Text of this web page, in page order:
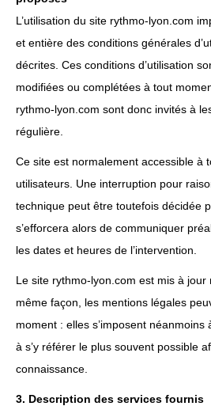
L’utilisation du site rythmo-lyon.com
et entière des conditions générales
décrites. Ces conditions d’utilisation
modifiées ou complétées à tout
rythmo-lyon.com sont donc invités à
régulière.
Ce site est normalement accessible à
utilisateurs. Une interruption pour
technique peut être toutefois décidée
s’efforcera alors de communiquer
les dates et heures de l’intervention.
Le site rythmo-lyon.com est mis à jour
même façon, les mentions légales
moment : elles s’imposent néanmoins
à s’y référer le plus souvent possible
connaissance.
3. Description des services fournis